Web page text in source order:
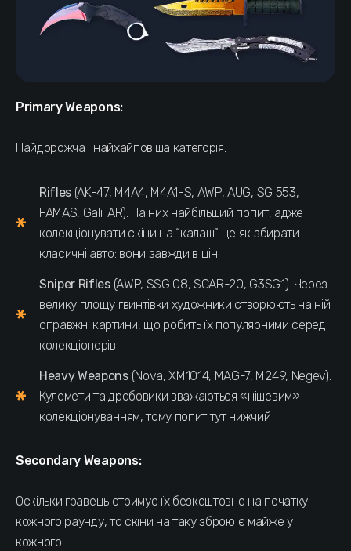
Primary Weapons:
Найдорожча і найхайповіша категорія.
Rifles (AK-47, M4A4, M4A1-S, AWP, AUG, SG 553,
FAMAS, Galil AR). На них найбільший попит, адже
колекціонувати скіни на “калаш” це як збирати
класичні авто: вони завжди в ціні
Sniper Rifles(AWP, SSG 08, SCAR-20, G3SG1). Через
велику площу гвинтівки художники створюють на ній
справжні картини, що робить їх популярними серед
колекціонерів
Heavy Weapons(Nova, XM1014, MAG-7, M249, Negev).
Кулемети та дробовики вважаються «нішевим»
колекціонуванням, тому попит тут нижчий
Secondary Weapons:
Оскільки гравець отримує їх безкоштовно на початку
кожного раунду, то скіни на таку зброю є майже у
кожного.